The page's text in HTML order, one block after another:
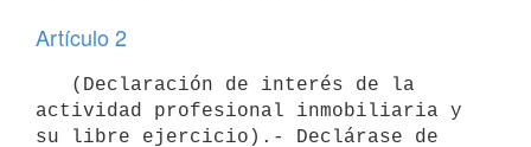
Artículo 2
actividad profesional inmobiliaria y
su libre ejercicio).- Declárase de